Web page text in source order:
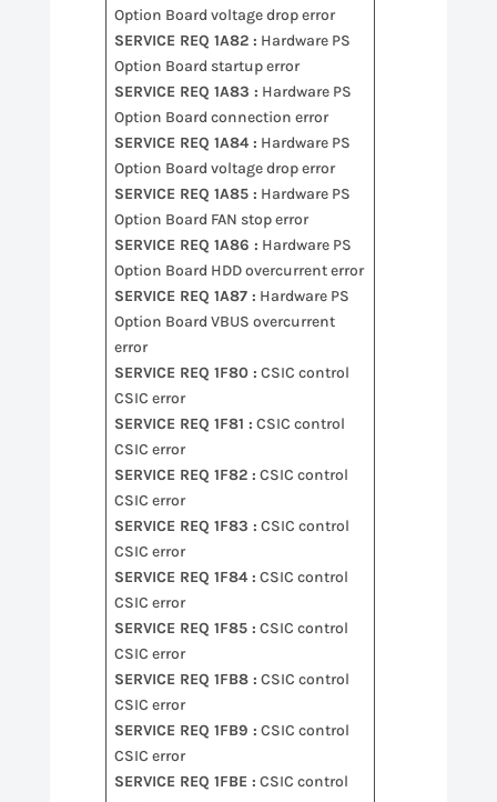
Option Board voltage drop error
SERVICE REQ 1A82 : Hardware PS
Option Board startup error
SERVICE REQ 1A83 : Hardware PS
Option Board connection error
SERVICE REQ 1A84 : Hardware PS
Option Board voltage drop error
SERVICE REQ 1A85 : Hardware PS
Option Board FAN stop error
SERVICE REQ 1A86 : Hardware PS
Option Board HDD overcurrent error
SERVICE REQ 1A87 : Hardware PS
Option Board VBUS overcurrent
error
SERVICE REQ 1F80 : CSIC control
CSIC error
SERVICE REQ 1F81 : CSIC control
CSIC error
SERVICE REQ 1F82 : CSIC control
CSIC error
SERVICE REQ 1F83 : CSIC control
CSIC error
SERVICE REQ 1F84 : CSIC control
CSIC error
SERVICE REQ 1F85 : CSIC control
CSIC error
SERVICE REQ 1FB8 : CSIC control
CSIC error
SERVICE REQ 1FB9 : CSIC control
CSIC error
SERVICE REQ 1FBE : CSIC control